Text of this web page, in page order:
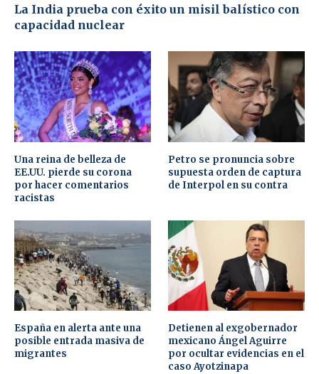
La India prueba con éxito un misil balístico con
capacidad nuclear
Una reina de belleza de
EE.UU. pierde su corona
por hacer comentarios
racistas
Petro se pronuncia sobre
supuesta orden de captura
de Interpol en su contra
España en alerta ante una
posible entrada masiva de
migrantes
Detienen al exgobernador
mexicano Ángel Aguirre
por ocultar evidencias en el
caso Ayotzinapa